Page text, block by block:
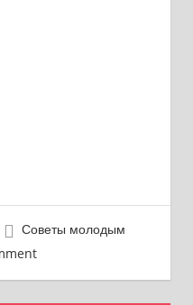
Советы молодым